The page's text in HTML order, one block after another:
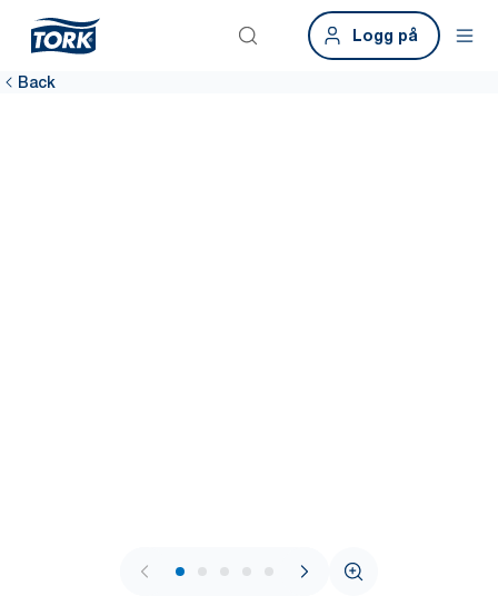
Logg på
Back
1 / 8